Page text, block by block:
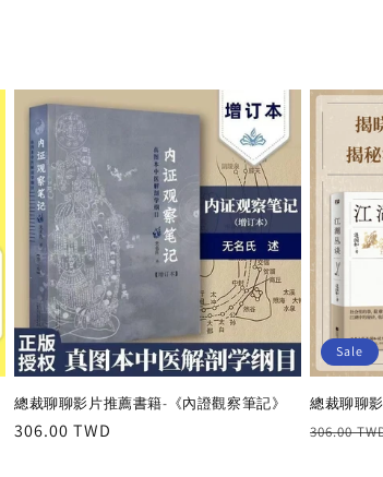
總裁聊聊影片推薦書籍-《內證觀察筆記》
Regular
306.00 TWD
Sale
總裁聊聊
Regular
306.00